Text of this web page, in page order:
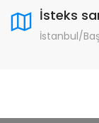
İsteks
İstanbul/